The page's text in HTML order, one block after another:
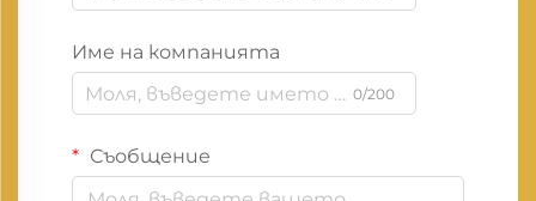
Име на компанията
0/200
Съобщение